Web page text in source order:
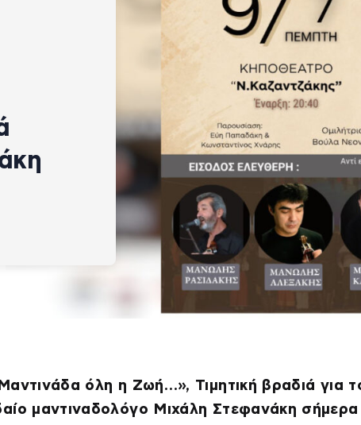
όλη η Ζωή…», Τιμητική βραδιά για
μαντιναδολόγο Μιχάλη Στεφανάκη